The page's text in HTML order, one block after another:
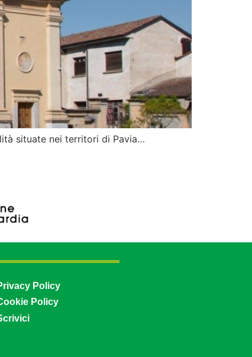
situate nei territori di Pavia…
Policy
Policy